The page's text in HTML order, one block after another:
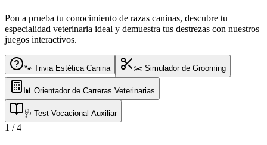
Pon a prueba tu conocimiento de razas caninas, descubre tu
especialidad veterinaria ideal y demuestra tus destrezas con nuestros
juegos interactivos.
🐾 Trivia Estética Canina ✂️ Simulador de Grooming
📊 Orientador de Carreras Veterinarias
🩺 Test Vocacional Auxiliar
1 /4